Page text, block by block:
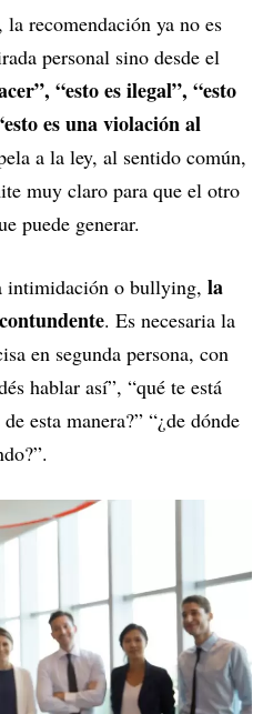
recomendación ya no es
personal sino desde el
“esto es ilegal”, “esto
es una violación al
a la ley, al sentido común,
muy claro para que el otro
puede generar.
intimidación o bullying, la
. Es necesaria la
en segunda persona, con
hablar así”, “qué te está
esta manera?” “¿de dónde